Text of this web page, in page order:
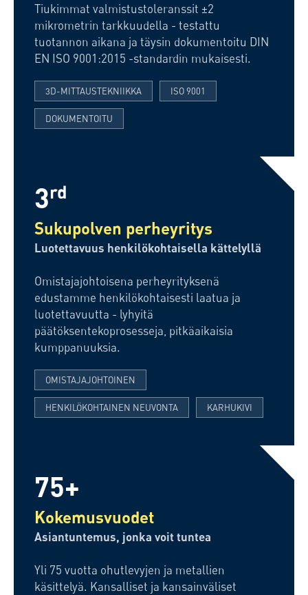
Tiukimmat valmistustoleranssit ±2
mikrometrin tarkkuudella - testattu
tuotannon aikana ja täysin dokumentoitu DIN
EN ISO 9001:2015 -standardin mukaisesti.
3D-MITTAUSTEKNIIKKA ISO 9001
DOKUMENTOITU
3rd
Sukupolven perheyritys
Luotettavuus henkilökohtaisella kättelyllä
Omistajajohtoisena perheyrityksenä
edustamme henkilökohtaisesti laatua ja
luotettavuutta - lyhyitä
päätöksentekoprosesseja, pitkäaikaisia
kumppanuuksia.
OMISTAJAJOHTOINEN
HENKILÖKOHTAINEN NEUVONTA KARHUKIVI
75+
Kokemusvuodet
Asiantuntemus, jonka voit tuntea
Yli 75 vuotta ohutlevyjen ja metallien
käsittelyä. Kansalliset ja kansainväliset